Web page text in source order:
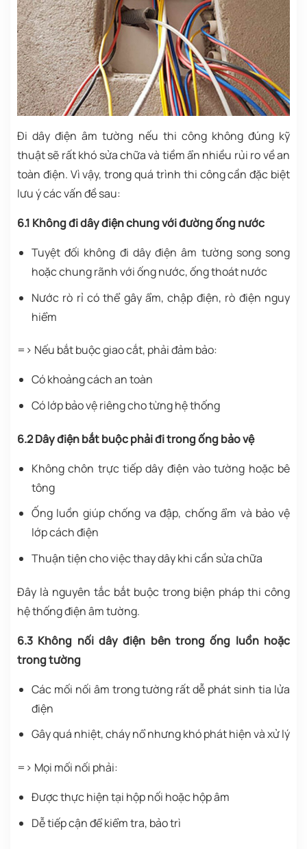
Đi dây điện âm tường nếu thi công không đúng kỹ
thuật sẽ rất khó sửa chữa và tiềm ẩn nhiều rủi ro về an
toàn điện. Vì vậy, trong quá trình thi công cần đặc biệt
lưu ý các vấn đề sau:
6.1 Không đi dây điện chung với đường ống nước
Tuyệt đối không đi dây điện âm tường song song
hoặc chung rãnh với ống nước, ống thoát nước
Nước rò rỉ có thể gây ẩm, chập điện, rò điện nguy
hiểm
=> Nếu bắt buộc giao cắt, phải đảm bảo:
Có khoảng cách an toàn
Có lớp bảo vệ riêng cho từng hệ thống
6.2 Dây điện bắt buộc phải đi trong ống bảo vệ
Không chôn trực tiếp dây điện vào tường hoặc bê
tông
Ống luồn giúp chống va đập, chống ẩm và bảo vệ
lớp cách điện
Thuận tiện cho việc thay dây khi cần sửa chữa
Đây là nguyên tắc bắt buộc trong biện pháp thi công
hệ thống điện âm tường.
6.3 Không nối dây điện bên trong ống luồn hoặc
trong tường
Các mối nối âm trong tường rất dễ phát sinh tia lửa
điện
Gây quá nhiệt, cháy nổ nhưng khó phát hiện và xử lý
=> Mọi mối nối phải:
Được thực hiện tại hộp nối hoặc hộp âm
Dễ tiếp cận để kiểm tra, bảo trì